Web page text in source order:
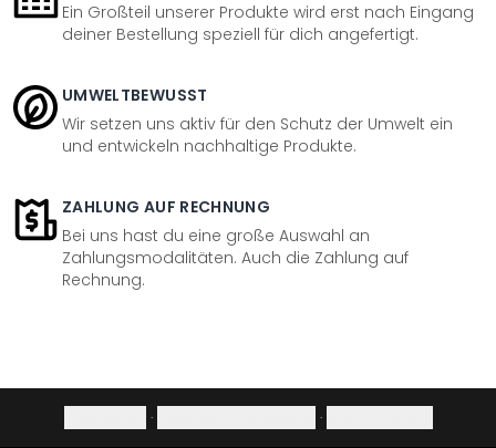
Ein Großteil unserer Produkte wird erst nach Eingang
deiner Bestellung speziell für dich angefertigt.
UMWELTBEWUSST
Wir setzen uns aktiv für den Schutz der Umwelt ein
und entwickeln nachhaltige Produkte.
ZAHLUNG AUF RECHNUNG
Bei uns hast du eine große Auswahl an
Zahlungsmodalitäten. Auch die Zahlung auf
Rechnung.
· ·